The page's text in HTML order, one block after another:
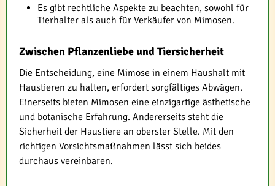
Es gibt rechtliche Aspekte zu beachten, sowohl für
Tierhalter als auch für Verkäufer von Mimosen.
Zwischen Pflanzenliebe und Tiersicherheit
Die Entscheidung, eine Mimose in einem Haushalt mit
Haustieren zu halten, erfordert sorgfältiges Abwägen.
Einerseits bieten Mimosen eine einzigartige ästhetische
und botanische Erfahrung. Andererseits steht die
Sicherheit der Haustiere an oberster Stelle. Mit den
richtigen Vorsichtsmaßnahmen lässt sich beides
durchaus vereinbaren.